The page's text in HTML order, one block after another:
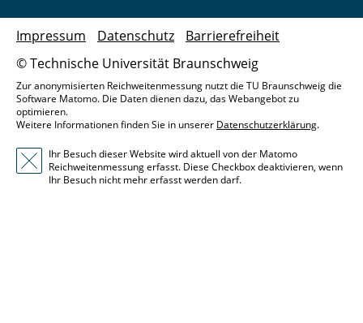
© Technische Universität Braunschweig
Impressum Datenschutz Barrierefreiheit
Zur anonymisierten Reichweitenmessung nutzt die TU Braunschweig die
Software Matomo. Die Daten dienen dazu, das Webangebot zu
optimieren.
Weitere Informationen finden Sie in unserer Datenschutzerklärung.
Ihr Besuch dieser Website wird aktuell von der Matomo
Reichweitenmessung erfasst. Diese Checkbox deaktivieren, wenn
Ihr Besuch nicht mehr erfasst werden darf.